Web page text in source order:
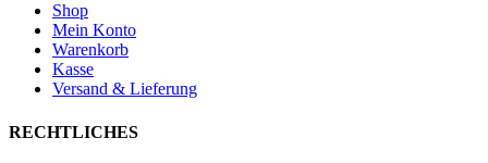
Shop
Mein Konto
Warenkorb
Kasse
Versand & Lieferung
RECHTLICHES